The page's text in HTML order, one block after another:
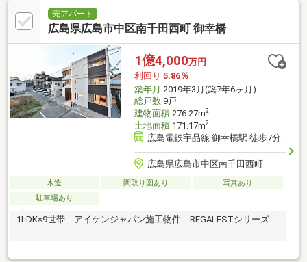
売アパート
広島県広島市中区南千田西町 御幸橋
1億4,000万円
利回り 5.86％
築年月 2019年3月(築7年6ヶ月)
総戸数9戸
建物面積276.27m2
土地面積171.17m2
広島電鉄宇品線 御幸橋駅 徒歩7分
広島県広島市中区南千田西町
木造 間取り図あり
写真あり
駐車場あり
1LDK×9世帯 アイケンジャパン施工物件 REGALESTシリーズ